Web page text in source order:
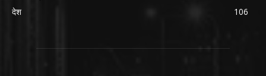
देश
106